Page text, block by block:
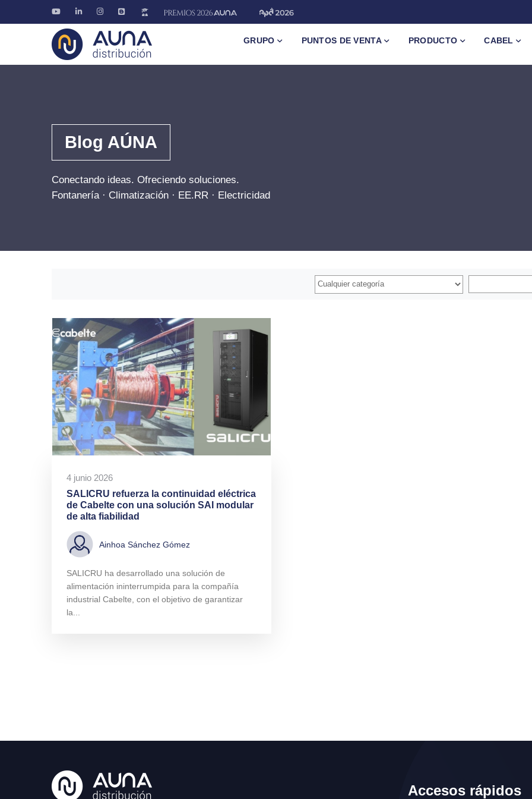
GRUPO PUNTOS DE VENTA PRODUCTO CABEL
Blog AÚNA
Conectando ideas. Ofreciendo soluciones.
Fontanería · Climatización · EE.RR · Electricidad
4 junio 2026
SALICRU refuerza la continuidad eléctrica
de Cabelte con una solución SAI modular
de alta fiabilidad
Ainhoa Sánchez Gómez
SALICRU ha desarrollado una solución de
alimentación ininterrumpida para la compañía
industrial Cabelte, con el objetivo de garantizar
la...
Accesos rápidos